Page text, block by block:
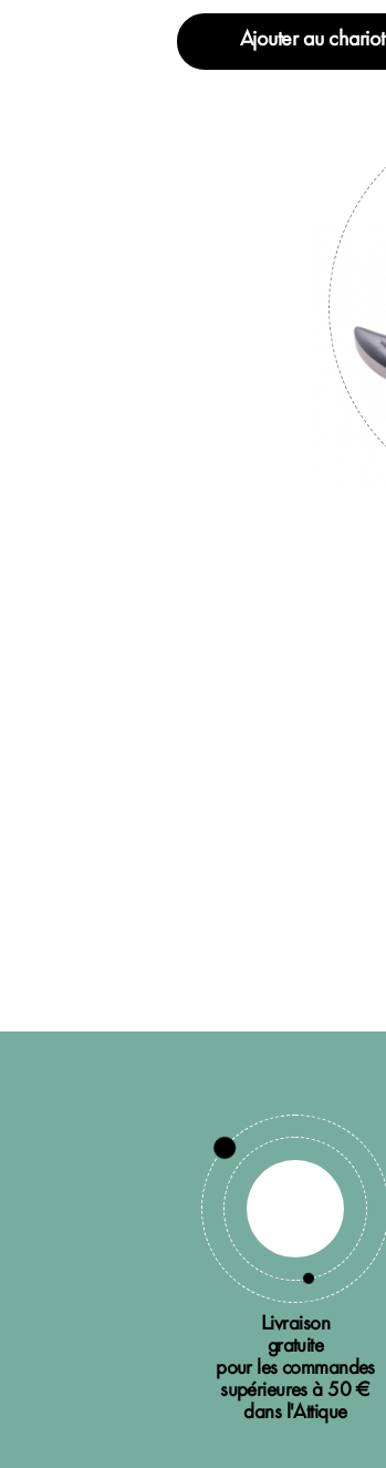
Ajouter au chariot
Livraison
gratuite
pour les commandes
supérieures à 50 €
dans l'Attique